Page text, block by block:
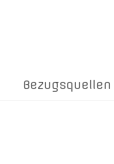
Bezugsquellen